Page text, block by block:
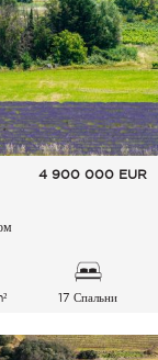
4 900 000 EUR
17 Спальни